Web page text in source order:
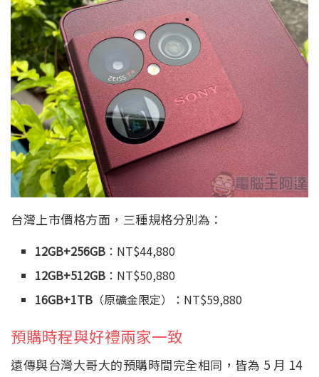
台灣上市價格方面，三種規格分別為：
12GB+256GB ：NT$44,880
12GB+512GB ：NT$50,880
16GB+1TB （原礦金限定）：NT$59,880
預購時程與好禮兩家一致
遠傳與台灣大哥大的預購時間完全相同，皆為 5 月 14